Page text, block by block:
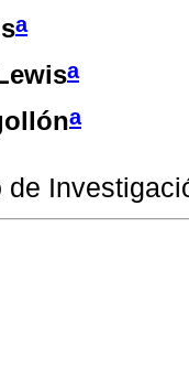
a
a
a
de